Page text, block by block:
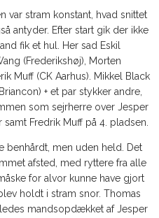
var stram konstant, hvad snittet
antyder. Efter start gik der ikke
fik et hul. Her sad Eskil
(Frederikshøj), Morten
Muff (CK Aarhus). Mikkel Black
+ et par stykker andre,
som sejrherre over Jesper
Fredrik Muff på 4. pladsen.
benhårdt, men uden held. Det
afsted, med ryttere fra alle
for alvor kunne have gjort
holdt i stram snor. Thomas
mandsopdækket af Jesper